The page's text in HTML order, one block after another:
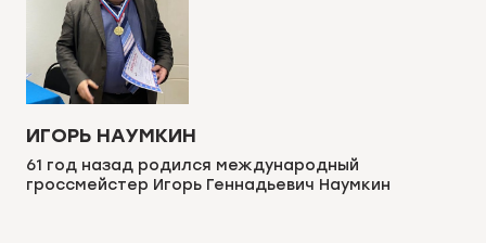
ИГОРЬ НАУМКИН
61 год назад родился международный
гроссмейстер Игорь Геннадьевич Наумкин